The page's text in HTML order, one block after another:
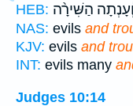
HEB: הַשִּׁירָ֨ה
NAS: evils and
KJV: evils and
INT: evils many
Judges 10:14